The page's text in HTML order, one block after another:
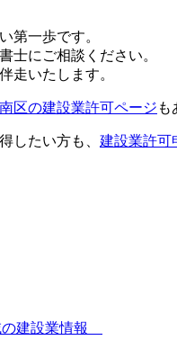
第一歩です。
士にご相談ください。
走いたします。
南区の建設業許可ページ も
したい方も、 建設業許可
の建設業情報